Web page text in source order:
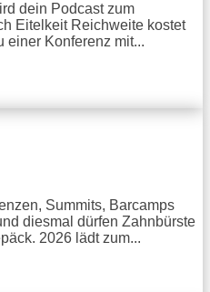
dein Podcast zum
Eitelkeit Reichweite kostet
einer Konferenz mit...
Summits, Barcamps
diesmal dürfen Zahnbürste
2026 lädt zum...